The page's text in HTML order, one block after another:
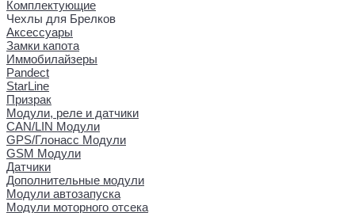
Комплектующие
Чехлы для Брелков
Аксессуары
Замки капота
Иммобилайзеры
Pandect
StarLine
Призрак
Модули, реле и датчики
CAN/LIN Модули
GPS/Глонасс Модули
GSM Модули
Датчики
Дополнительные модули
Модули автозапуска
Модули моторного отсека